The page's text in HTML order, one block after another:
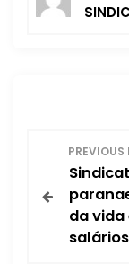
a
PREVIOUS
da